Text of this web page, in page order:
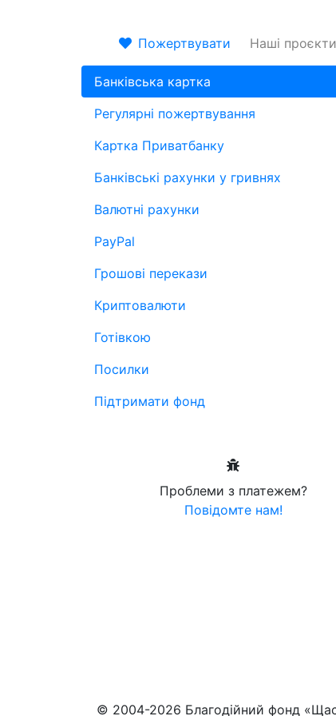
Пожертвувати Наші проєкти
Банківська картка
Регулярні пожертвування
Картка Приватбанку
Банківські рахунки у гривнях
Валютні рахунки
PayPal
Грошові перекази
Криптовалюти
Готівкою
Посилки
Підтримати фонд
Проблеми з платежем?
Повідомте нам!
© 2004-2026 Благодійний фонд